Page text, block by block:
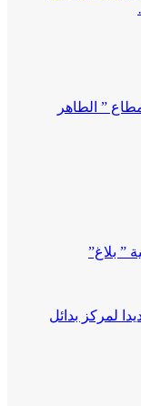
” الطاهر
” بلاغ”
لمركز بدائل